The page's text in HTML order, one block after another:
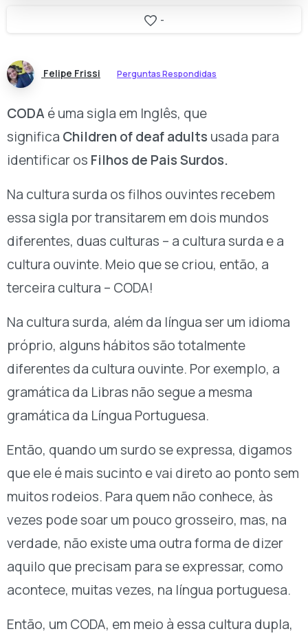
-
Felipe Frissi Perguntas Respondidas
CODAé uma sigla em Inglês, que
significa Children of deaf adults usada para
identificar os Filhos de Pais Surdos.
Na cultura surda os filhos ouvintes recebem
essa sigla por transitarem em dois mundos
diferentes, duas culturas – a cultura surda e a
cultura ouvinte. Meio que se criou, então, a
terceira cultura – CODA!
Na cultura surda, além da língua ser um idioma
próprio, alguns hábitos são totalmente
diferentes da cultura ouvinte. Por exemplo, a
gramática da Libras não segue a mesma
gramática da Língua Portuguesa.
Então, quando um surdo se expressa, digamos
que ele é mais sucinto e vai direto ao ponto sem
muitos rodeios. Para quem não conhece, às
vezes pode soar um pouco grosseiro, mas, na
verdade, não existe uma outra forma de dizer
aquilo que precisam para se expressar, como
acontece, muitas vezes, na língua portuguesa.
Então, um CODA, em meio à essa cultura dupla,